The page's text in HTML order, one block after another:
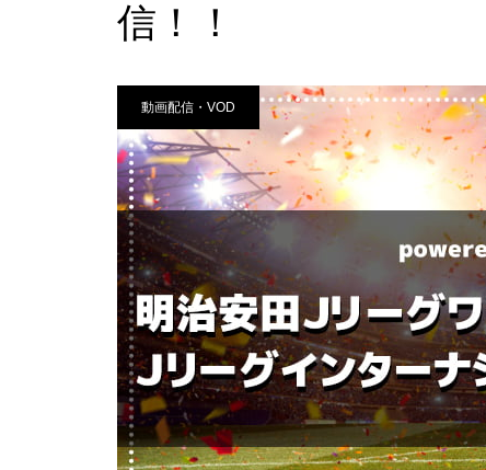
信！！
動画配信・VOD